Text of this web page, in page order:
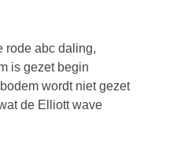
rode abc daling,
is gezet begin
wordt niet gezet
de Elliott wave